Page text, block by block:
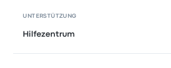
UNTERSTÜTZUNG
Hilfezentrum